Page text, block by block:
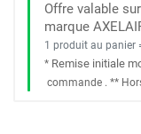
Offre valable
marque
1 produit au panier
* Remise initiale
commande . **